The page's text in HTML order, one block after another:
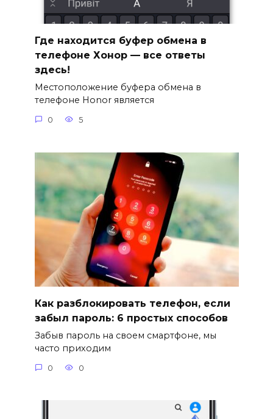
Где находится буфер обмена в
телефоне Хонор — все ответы
здесь!
Местоположение буфера обмена в
телефоне Honor является
0 5
Как разблокировать телефон, если
забыл пароль: 6 простых способов
Забыв пароль на своем смартфоне, мы
часто приходим
0 0